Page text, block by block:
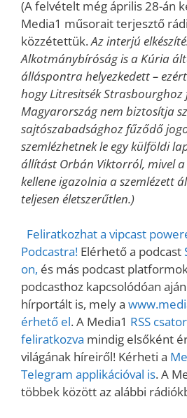
(A felvételt még április 28-án
Media1 műsorait terjesztő
közzétettük.Az interjú
Alkotmánybíróság is a Kúria
álláspontra helyezkedett –
hogy Litresitsék
Magyarország nem biztosítja
sajtószabadsághoz fűződő
szemlézhetnek le egy külföldi
állítást Orbán Viktorról, mivel
kellene igazolnia a szemlézett
teljesen életszerűtlen.)
Feliratkozhat a vipcast
Podcastra! Elérhető a podcast
on, és más podcast
podcasthoz kapcsolódóan
hírportált is, mely a
érhető el. A Media1 RSS
feliratkozva mindig elsőként
világának híreiről! Kérheti a
Telegram applikációval is. A
többek között az alábbi